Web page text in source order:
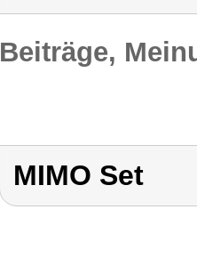
Beiträge,
MIMO Set